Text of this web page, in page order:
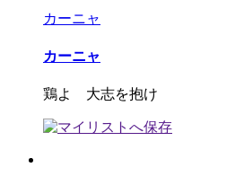
カーニャ
カーニャ
鶏よ 大志を抱け